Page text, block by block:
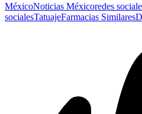
MéxicoNoticias Méxicoredes
socialesTatuajeFarmacias Similares